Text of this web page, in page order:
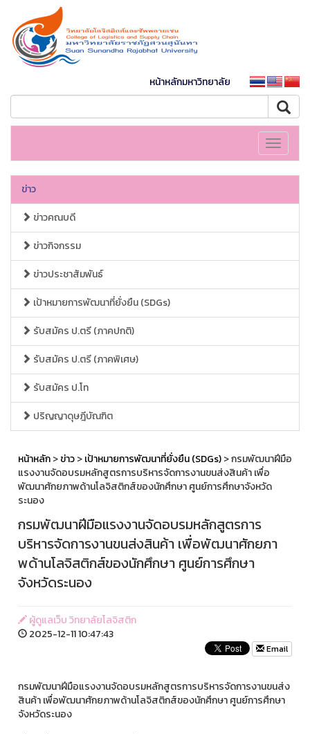
หน้าหลักมหาวิทยาลัย
Toggle
ข่าว
ข่าวคณบดี
ข่าวกิจกรรม
ข่าวประชาสัมพันธ์
เป้าหมายการพัฒนาที่ยั่งยืน (SDGs)
รับสมัคร ป.ตรี (ภาคปกติ)
รับสมัคร ป.ตรี (ภาคพิเศษ)
รับสมัคร ป.โท
ปริญญาดุษฎีบัณฑิต
หน้าหลัก>ข่าว>เป้าหมายการพัฒนาที่ยั่งยืน (SDGs)> กรมพัฒนาฝีมือ
แรงงานจัดอบรมหลักสูตรการบริหารจัดการงานขนส่งสินค้า เพื่อ
พัฒนาศักยภาพด้านโลจิสติกส์ของนักศึกษา ศูนย์การศึกษาจังหวัด
ระนอง
กรมพัฒนาฝีมือแรงงานจัดอบรมหลักสูตรการ
บริหารจัดการงานขนส่งสินค้า เพื่อพัฒนาศักยภา
พด้านโลจิสติกส์ของนักศึกษา ศูนย์การศึกษา
จังหวัดระนอง
ผู้ดูแลเว็บ วิทยาลัยโลจิสติก
2025-12-11 10:47:43
Email
กรมพัฒนาฝีมือแรงงานจัดอบรมหลักสูตรการบริหารจัดการงานขนส่ง
สินค้า เพื่อพัฒนาศักยภาพด้านโลจิสติกส์ของนักศึกษา ศูนย์การศึกษา
จังหวัดระนอง